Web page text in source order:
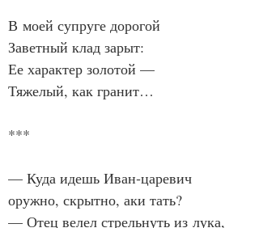
В моей супруге дорогой
Заветный клад зарыт:
Ее характер золотой —
Тяжелый, как гранит…
***
— Куда идешь Иван‑царевич
оружно, скрытно, аки тать?
— Отец велел стрельнуть из лука,